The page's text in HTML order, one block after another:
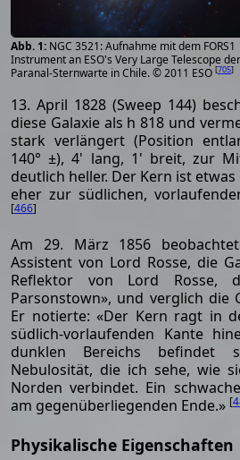
NGC 3521: Aufnahme mit dem FORS1
Instrument an ESO's Very Large Telescope der
Paranal-Sternwarte in Chile. © 2011 ESO [705]
13. April 1828 (Sweep 144)
diese Galaxie als h 818 und
stark verlängert (Position
140° ±), 4' lang, 1' breit, zur
deutlich heller. Der Kern ist
eher zur südlichen,
[466]
Am 29. März 1856
Assistent von Lord Rosse, die
Reflektor von Lord Rosse,
Parsonstown», und verglich die
Er notierte: «Der Kern ragt in
südlich-vorlaufenden Kante
dunklen Bereichs befindet
Nebulosität, die ich sehe, wie
Norden verbindet. Ein
am gegenüberliegenden Ende.» [
Physikalische Eigenschaften